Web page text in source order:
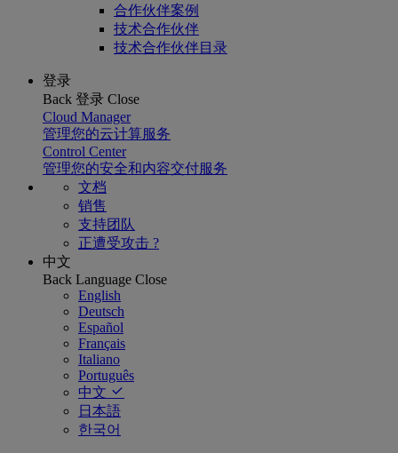
合作伙伴案例
技术合作伙伴
技术合作伙伴目录
登录
Back 登录 Close
Cloud Manager
管理您的云计算服务
Control Center
管理您的安全和内容交付服务
文档
销售
支持团队
正遭受攻击 ?
中文
Back Language Close
English
Deutsch
Español
Français
Italiano
Português
中文
日本語
한국어